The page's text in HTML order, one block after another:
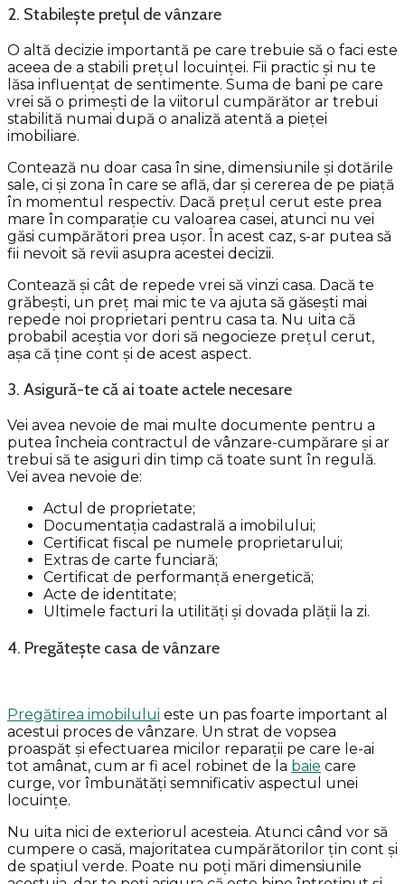
2. Stabilește prețul de vânzare
O altă decizie importantă pe care trebuie să o faci este
aceea de a stabili prețul locuinței. Fii practic și nu te
lăsa influențat de sentimente. Suma de bani pe care
vrei să o primești de la viitorul cumpărător ar trebui
stabilită numai după o analiză atentă a pieței
imobiliare.
Contează nu doar casa în sine, dimensiunile și dotările
sale, ci și zona în care se află, dar și cererea de pe piață
în momentul respectiv. Dacă prețul cerut este prea
mare în comparație cu valoarea casei, atunci nu vei
găsi cumpărători prea ușor. În acest caz, s-ar putea să
fii nevoit să revii asupra acestei decizii.
Contează și cât de repede vrei să vinzi casa. Dacă te
grăbești, un preț mai mic te va ajuta să găsești mai
repede noi proprietari pentru casa ta. Nu uita că
probabil aceștia vor dori să negocieze prețul cerut,
așa că ține cont și de acest aspect.
3. Asigură-te că ai toate actele necesare
Vei avea nevoie de mai multe documente pentru a
putea încheia contractul de vânzare-cumpărare și ar
trebui să te asiguri din timp că toate sunt în regulă.
Vei avea nevoie de:
Actul de proprietate;
Documentația cadastrală a imobilului;
Certificat fiscal pe numele proprietarului;
Extras de carte funciară;
Certificat de performanță energetică;
Acte de identitate;
Ultimele facturi la utilități și dovada plății la zi.
4. Pregătește casa de vânzare
Pregătirea imobilului este un pas foarte important al
acestui proces de vânzare. Un strat de vopsea
proaspăt și efectuarea micilor reparații pe care le-ai
tot amânat, cum ar fi acel robinet de la baie care
curge, vor îmbunătăți semnificativ aspectul unei
locuințe.
Nu uita nici de exteriorul acesteia. Atunci când vor să
cumpere o casă, majoritatea cumpărătorilor țin cont și
de spațiul verde. Poate nu poți mări dimensiunile